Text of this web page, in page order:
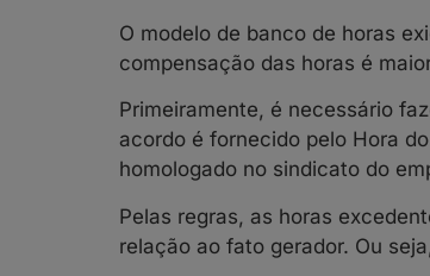
O modelo de banco de horas
compensação das horas é
Primeiramente, é necessário
acordo é fornecido pelo Hora
homologado no sindicato do
Pelas regras, as horas
relação ao fato gerador. Ou